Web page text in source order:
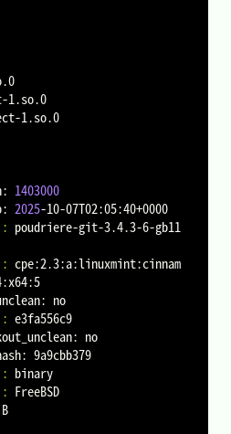
1403000
2025-10-07T02:05:40+0000
: poudriere-git-3.4.3-6-gb11
: cpe:2.3:a:linuxmint:cinnam
: e3fa556c9
: binary
: FreeBSD